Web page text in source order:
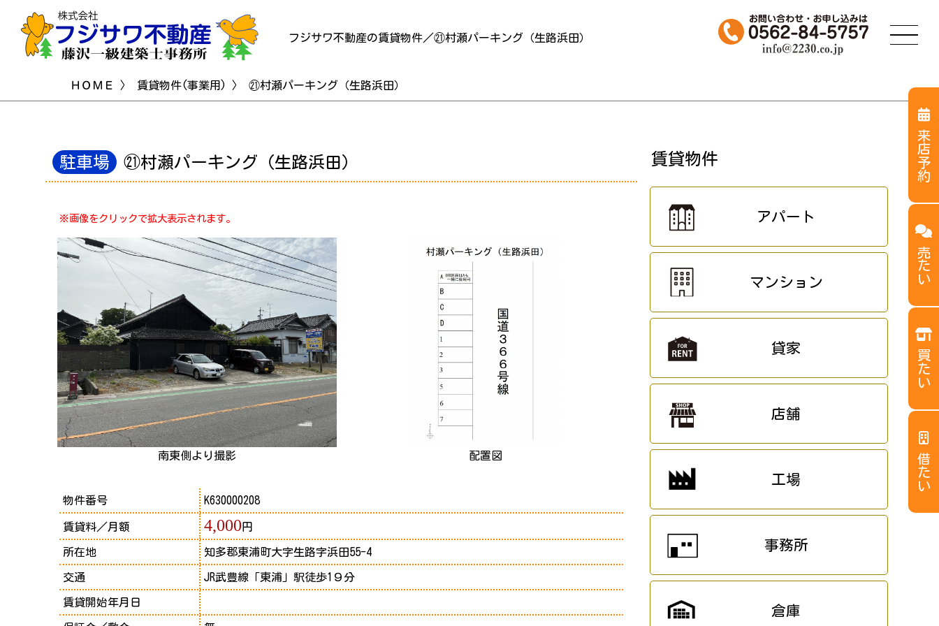
フジサワ不動産の賃貸物件／㉑村瀬パーキング（生路浜田）
ＨＯＭＥ 〉 賃貸物件(事業用) 〉 ㉑村瀬パーキング（生路浜田）
駐車場 ㉑村瀬パーキング（生路浜田）
※画像をクリックで拡大表示されます。
南東側より撮影 配置図
物件番号 K630000208
賃貸料／月額 4,000 円
所在地 知多郡東浦町大字生路字浜田55-4
交通 JR武豊線「東浦」駅徒歩1９分
賃貸開始年月日
賃貸物件
アパート
マンション
貸家
店舗
工場
事務所
倉庫
来店予約
売たい
買たい
借たい